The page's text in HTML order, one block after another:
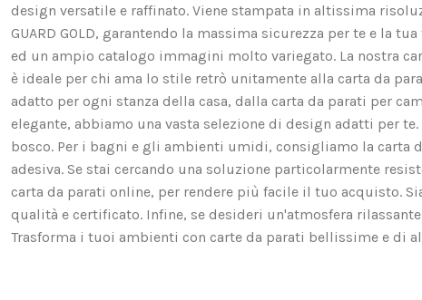
design versatile e raffinato. Viene stampata in altissima
GUARD GOLD, garantendo la massima sicurezza per te e la
ed un ampio catalogo immagini molto variegato. La nostra
è ideale per chi ama lo stile retrò unitamente alla carta da
adatto per ogni stanza della casa, dalla carta da parati per
elegante, abbiamo una vasta selezione di design adatti per
bosco. Per i bagni e gli ambienti umidi, consigliamo la carta
adesiva. Se stai cercando una soluzione particolarmente
carta da parati online, per rendere più facile il tuo acquisto.
qualità e certificato. Infine, se desideri un'atmosfera
Trasforma i tuoi ambienti con carte da parati bellissime e di